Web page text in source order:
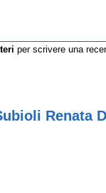
per scrivere una
Renata